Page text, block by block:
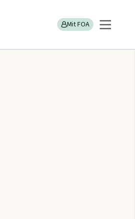
Mit FOA